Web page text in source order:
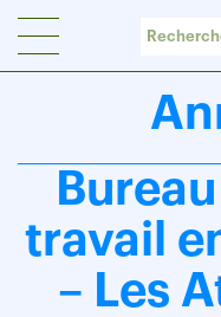
travail
– Les